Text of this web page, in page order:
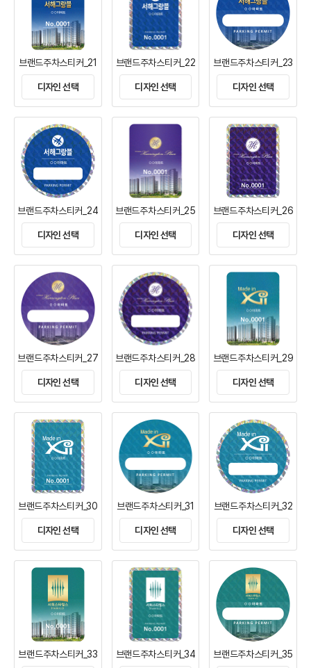
브랜드주차스티커_21
디자인 선택
브랜드주차스티커_22
디자인 선택
브랜드주차스티커_23
디자인 선택
브랜드주차스티커_24
디자인 선택
브랜드주차스티커_25
디자인 선택
브랜드주차스티커_26
디자인 선택
브랜드주차스티커_27
디자인 선택
브랜드주차스티커_28
디자인 선택
브랜드주차스티커_29
디자인 선택
브랜드주차스티커_30
디자인 선택
브랜드주차스티커_31
디자인 선택
브랜드주차스티커_32
디자인 선택
브랜드주차스티커_33 브랜드주차스티커_34 브랜드주차스티커_35